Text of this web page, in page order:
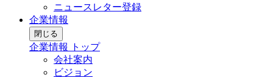
ニュースレター登録
企業情報
閉じる
企業情報 トップ
会社案内
ビジョン